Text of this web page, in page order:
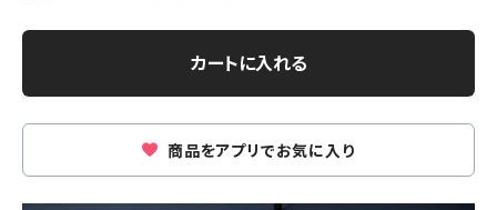
カートに入れる
商品をアプリでお気に入り